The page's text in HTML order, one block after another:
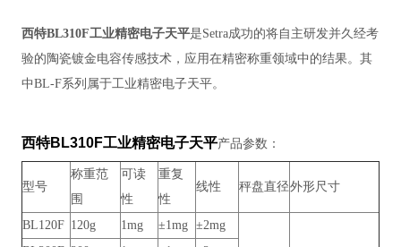
西特BL310F工业精密电子天平是Setra成功的将自主研发并久经考
验的陶瓷镀金电容传感技术，应用在精密称重领域中的结果。其
中BL-F系列属于工业精密电子天平。​
西特BL310F工业精密电子天平产品参数：
型号
称重范
围
可读
性
重复
性
线性 秤盘直径外形尺寸
BL120F 120g 1mg ±1mg
±2mg